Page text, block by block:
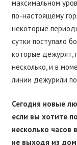
максимальном
по-настоящему
некоторые
сутки поступало
которые дежурят,
несколько, и в
линии дежурили
Сегодня новые
если вы хотите
несколько часов
не выходя из